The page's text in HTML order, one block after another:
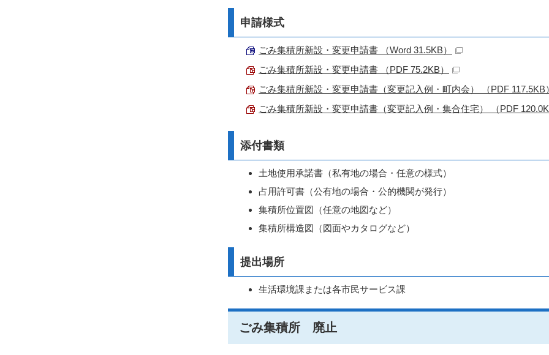
申請様式
ごみ集積所新設・変更申請書 （Word 31.5KB）
ごみ集積所新設・変更申請書 （PDF 75.2KB）
ごみ集積所新設・変更申請書（変更記入例・町内会） （PDF 117.5KB
ごみ集積所新設・変更申請書（変更記入例・集合住宅） （PDF
添付書類
土地使用承諾書（私有地の場合・任意の様式）
占用許可書（公有地の場合・公的機関が発行）
集積所位置図（任意の地図など）
集積所構造図（図面やカタログなど）
提出場所
生活環境課または各市民サービス課
ごみ集積所 廃止